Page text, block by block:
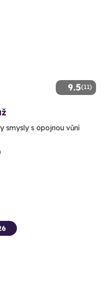
9.5(11)
smysly s opojnou vůní